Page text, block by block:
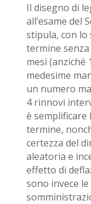
Il disegno di
all’esame del
stipula, con
termine
mesi (anziché
medesime
un numero
4 rinnovi
è semplificare
termine,
certezza del
aleatoria e
effetto di
sono invece